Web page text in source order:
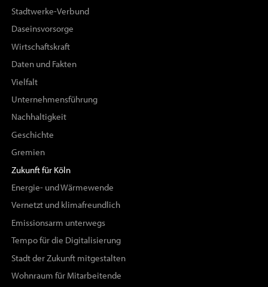
Stadtwerke-Verbund
Daseinsvorsorge
Wirtschaftskraft
Daten und Fakten
Vielfalt
Unternehmensführung
Nachhaltigkeit
Geschichte
Gremien
Zukunft für Köln
Energie- und Wärmewende
Vernetzt und klimafreundlich
Emissionsarm unterwegs
Tempo für die Digitalisierung
Stadt der Zukunft mitgestalten
Wohnraum für Mitarbeitende